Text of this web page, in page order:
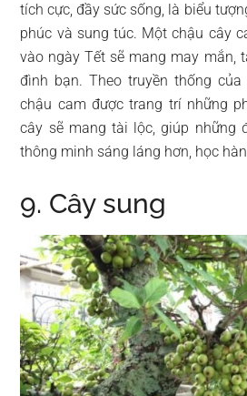
tích cực, đầy sức sống, là biểu
phúc và sung túc. Một chậu cây
vào ngày Tết sẽ mang may mắn,
đình bạn. Theo truyền thống
chậu cam được trang trí những
cây sẽ mang tài lộc, giúp những
thông minh sáng láng hơn, học
9. Cây sung